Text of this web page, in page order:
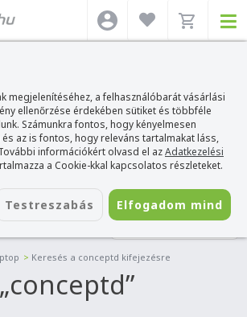
megjelenítéséhez, a felhasználóbarát vásárlási
ellenőrzése érdekében sütiket és többféle
Számunkra fontos, hogy kényelmesen
az is fontos, hogy releváns tartalmakat láss,
információkért olvasd el azAdatkezelési
a Cookie-kkal kapcsolatos részleteket.
Testreszabás
Elfogadom mind
> Keresés a conceptd kifejezésre
conceptd